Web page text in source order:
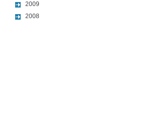
2009
2008